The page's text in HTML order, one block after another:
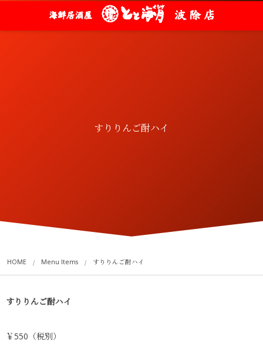
すりりんご酎ハイ
HOME Menu Items すりりんご酎ハイ
すりりんご酎ハイ
￥550（税別）